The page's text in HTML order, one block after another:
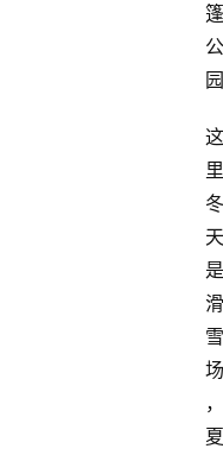
篷
公
园
这
里
冬
天
是
滑
雪
场
，
夏